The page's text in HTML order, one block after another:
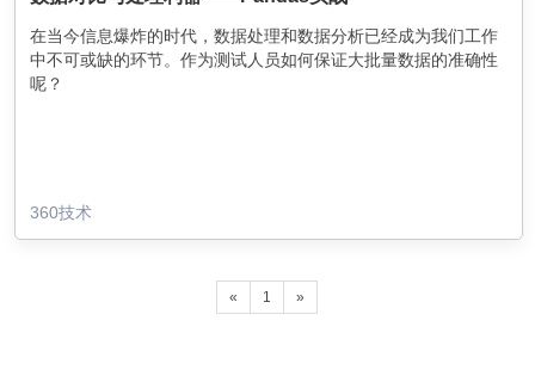
在当今信息爆炸的时代，数据处理和数据分析已经成为我们工作
中不可或缺的环节。作为测试人员如何保证大批量数据的准确性
呢？
360技术
« 1 »